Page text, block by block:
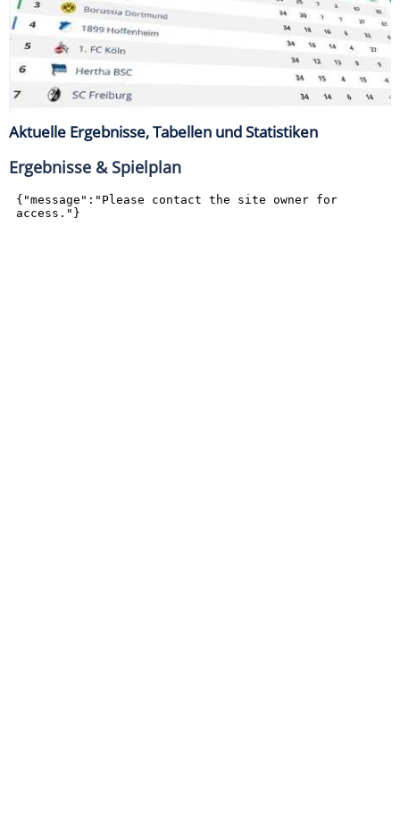
Aktuelle Ergebnisse, Tabellen und Statistiken
Ergebnisse & Spielplan